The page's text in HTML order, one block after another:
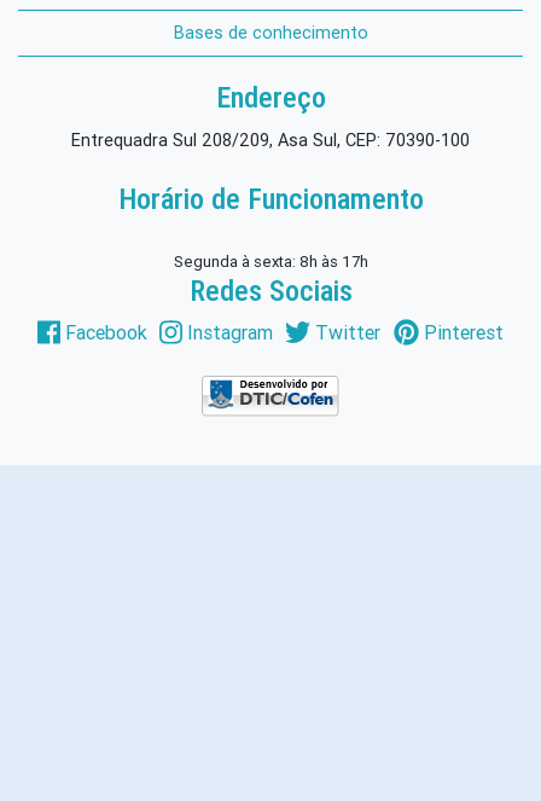
Bases de conhecimento
Endereço
Entrequadra Sul 208/209, Asa Sul, CEP: 70390-100
Horário de Funcionamento
Segunda à sexta: 8h às 17h
Redes Sociais
Facebook Instagram Twitter Pinterest